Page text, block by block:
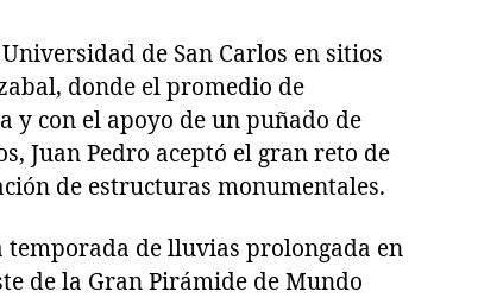
de San Carlos en sitios
donde el promedio de
y con el apoyo de un puñado de
Juan Pedro aceptó el gran reto de
de estructuras monumentales.
de lluvias prolongada en
de la Gran Pirámide de Mundo